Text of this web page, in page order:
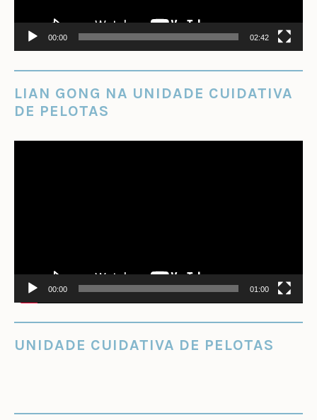
00:00 02:42
LIAN GONG NA UNIDADE CUIDATIVA
DE PELOTAS
00:00 01:00
UNIDADE CUIDATIVA DE PELOTAS